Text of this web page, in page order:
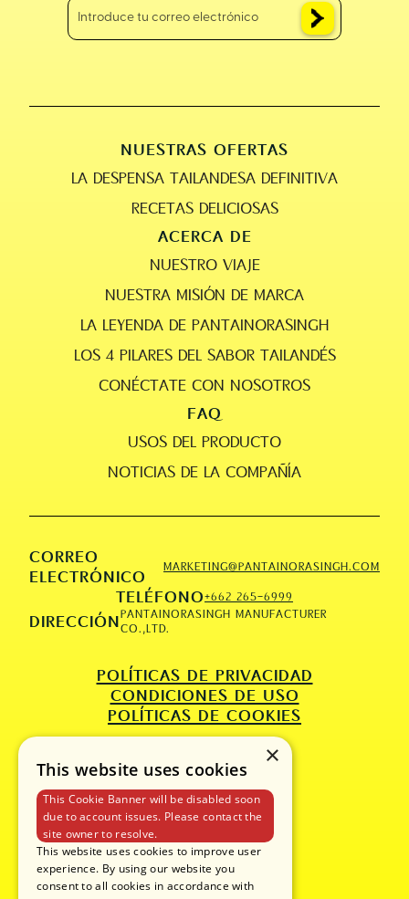
NUESTRAS OFERTAS
LA DESPENSA TAILANDESA DEFINITIVA
RECETAS DELICIOSAS
ACERCA DE
NUESTRO VIAJE
NUESTRA MISIÓN DE MARCA
LA LEYENDA DE PANTAINORASINGH
LOS 4 PILARES DEL SABOR TAILANDÉS
CONÉCTATE CON NOSOTROS
FAQ
USOS DEL PRODUCTO
NOTICIAS DE LA COMPAÑÍA
POLÍTICAS DE PRIVACIDAD
CONDICIONES DE USO
POLÍTICAS DE COOKIES
CORREO
ELECTRÓNICO
MARKETING@PANTAINORASINGH.COM
TELÉFONO+662 265-6999
DIRECCIÓNPANTAINORASINGH MANUFACTURER
CO.,LTD.
×
This website uses cookies
This Cookie Banner will be disabled soon
due to account issues. Please contact the
site owner to resolve.
This website uses cookies to improve user
experience. By using our website you
consent to all cookies in accordance with